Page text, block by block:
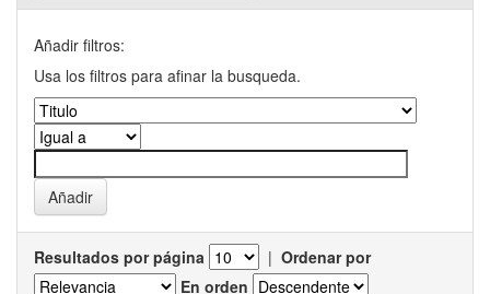
Añadir filtros:
Usa los filtros para afinar la busqueda.
Resultados por página | Ordenar por
En orden